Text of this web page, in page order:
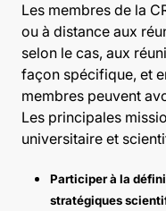
Les membres de la
ou à distance aux
selon le cas, aux
façon spécifique, et
membres peuvent
Les principales
universitaire et
Participer à la
stratégiques